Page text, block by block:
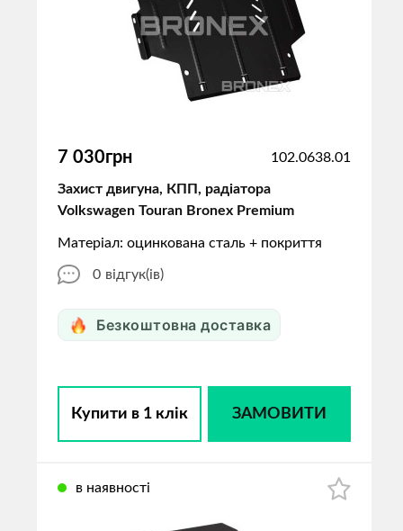
7 030грн 102.0638.01
Захист двигуна, КПП, радіатора
Volkswagen Touran Bronex Premium
Матеріал: оцинкована сталь + покриття
0 відгук(ів)
Безкоштовна доставка
Купити в 1 клік ЗАМОВИТИ
в наявності